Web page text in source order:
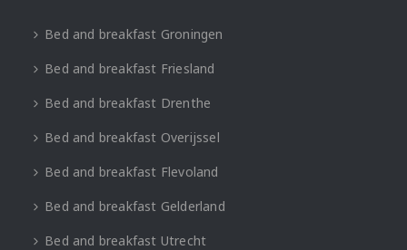
Bed and breakfast Groningen
Bed and breakfast Friesland
Bed and breakfast Drenthe
Bed and breakfast Overijssel
Bed and breakfast Flevoland
Bed and breakfast Gelderland
Bed and breakfast Utrecht